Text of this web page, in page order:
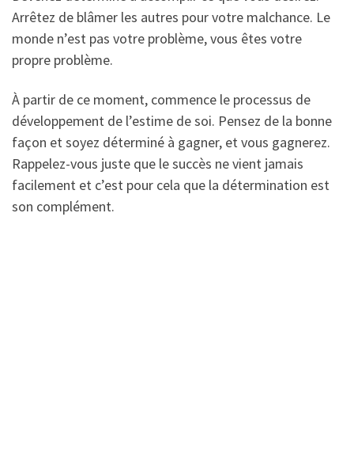
Arrêtez de blâmer les autres pour votre malchance. Le
monde n’est pas votre problème, vous êtes votre
propre problème.
À partir de ce moment, commence le processus de
développement de l’estime de soi. Pensez de la bonne
façon et soyez déterminé à gagner, et vous gagnerez.
Rappelez-vous juste que le succès ne vient jamais
facilement et c’est pour cela que la détermination est
son complément.